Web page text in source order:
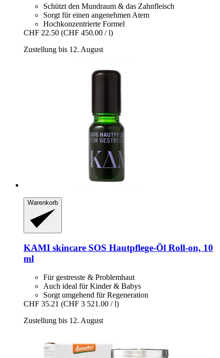
Schützt den Mundraum & das Zahnfleisch
Sorgt für einen angenehmen Atem
Hochkonzentrierte Formel
CHF 22.50 (CHF 450.00 / l)
Zustellung bis 12. August
Warenkorb
KAMI skincare SOS Hautpflege-​Öl Roll-​on, 10
ml
Für gestresste & Problemhaut
Auch ideal für Kinder & Babys
Sorgt umgehend für Regeneration
CHF 35.21 (CHF 3 521.00 / l)
Zustellung bis 12. August